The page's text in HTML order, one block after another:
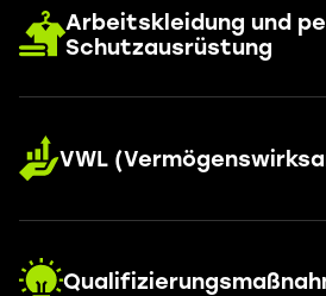
Arbeitskleidung und
Schutzausrüstung
VWL